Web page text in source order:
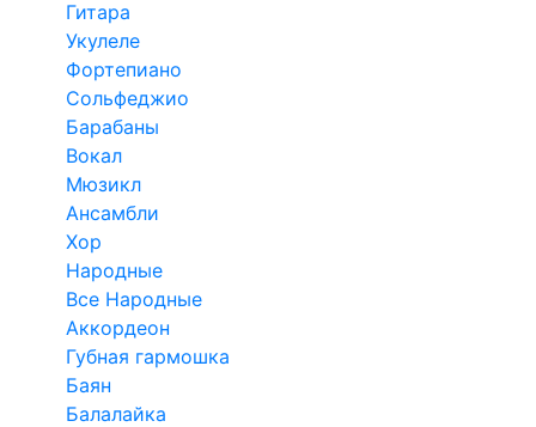
Гитара
Укулеле
Фортепиано
Сольфеджио
Барабаны
Вокал
Мюзикл
Ансамбли
Хор
Народные
Все Народные
Аккордеон
Губная гармошка
Баян
Балалайка